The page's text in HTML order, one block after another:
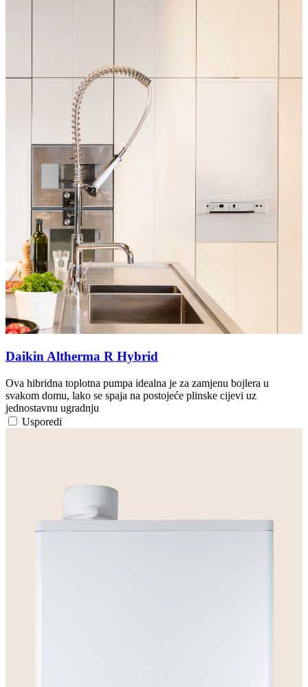
Daikin Altherma R Hybrid
Ova hibridna toplotna pumpa idealna je za zamjenu bojlera u
svakom domu, lako se spaja na postojeće plinske cijevi uz
jednostavnu ugradnju
Usporedi